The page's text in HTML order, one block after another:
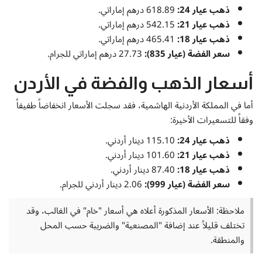
ذهب عيار 24:
ذهب عيار 21:
ذهب عيار 18:
سعر الفضة (عيار 835):
أسعار الذهب والفضة في الأردن
أما في المملكة الأردنية الهاشمية، فقد سجلت الأسعار انخفاضاً طفيفاً
وفقاً للتسعيرات الأخيرة:
ذهب عيار 24:
ذهب عيار 21:
ذهب عيار 18:
سعر الفضة (عيار 999):
ملاحظة: الأسعار المذكورة أعلاه هي أسعار "خام" في الغالب، وقد
تختلف قليلاً عند إضافة "المصنعية" والضريبة حسب المحل
والمنطقة.